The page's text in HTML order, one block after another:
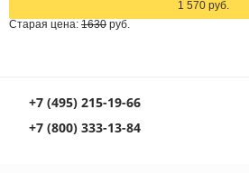
1 570 руб.
Старая цена: 1630 руб.
+7 (495) 215-19-66
+7 (800) 333-13-84